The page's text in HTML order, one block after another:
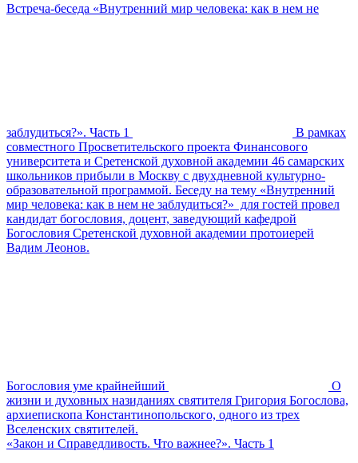
Встреча-беседа «Внутренний мир человека: как в нем не
заблудиться?». Часть 1
В рамках
совместного Просветительского проекта Финансового
университета и Сретенской духовной академии 46 самарских
школьников прибыли в Москву с двухдневной культурно-
образовательной программой. Беседу на тему «Внутренний
мир человека: как в нем не заблудиться?» для гостей провел
кандидат богословия, доцент, заведующий кафедрой
Богословия Сретенской духовной академии протоиерей
Вадим Леонов.
Богословия уме крайнейший
О
жизни и духовных назиданиях святителя Григория Богослова,
архиепископа Константинопольского, одного из трех
Вселенских святителей.
«Закон и Справедливость. Что важнее?». Часть 1